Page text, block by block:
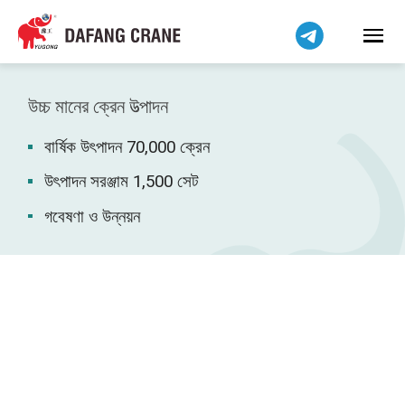
উচ্চ মানের ক্রেন উত্পাদন
বার্ষিক উৎপাদন 70,000 ক্রেন
উৎপাদন সরঞ্জাম 1,500 সেট
গবেষণা ও উন্নয়ন
हिन्दी
Bahasa Indonesia
Bahasa Melayu
Tiếng Việt
فارسی
Pilipino
اردو